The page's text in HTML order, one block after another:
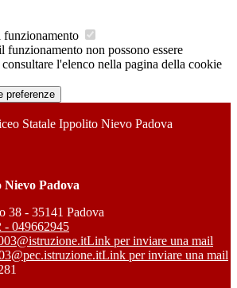
funzionamento
funzionamento non possono essere
l'elenco nella pagina della cookie
preferenze
Statale Ippolito Nievo Padova
Padova
38 - 35141 Padova
- 049662945
Link per inviare una mail
Link per inviare una mail